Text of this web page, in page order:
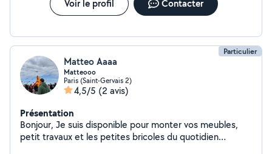
Voir le profil Contacter
Particulier
Matteo Aaaa
Matteooo
Paris (Saint-Gervais 2)
4,5/5 (2 avis)
Présentation
Bonjour, Je suis disponible pour monter vos meubles,
petit travaux et les petites bricoles du quotidien